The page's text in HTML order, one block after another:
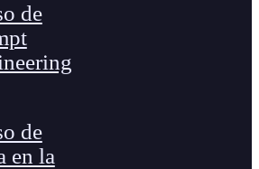
de
de
en la